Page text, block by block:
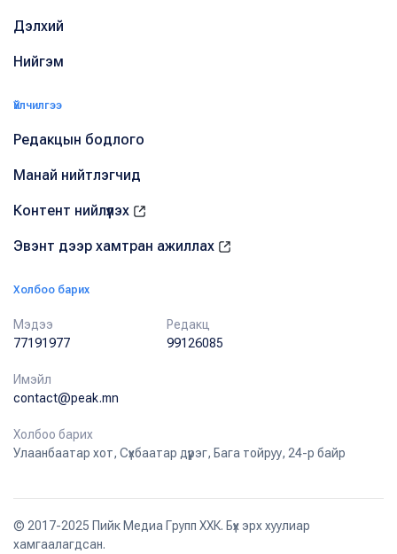
Дэлхий
Нийгэм
Үйлчилгээ
Редакцын бодлого
Манай нийтлэгчид
Контент нийлүүлэх
Эвэнт дээр хамтран ажиллах
Холбоо барих
Мэдээ
77191977
Редакц
99126085
Имэйл
contact@peak.mn
Холбоо барих
Улаанбаатар хот, Сүхбаатар дүүрэг, Бага тойруу, 24-р байр
© 2017-2025 Пийк Медиа Групп ХХК. Бүх эрх хуулиар
хамгаалагдсан.